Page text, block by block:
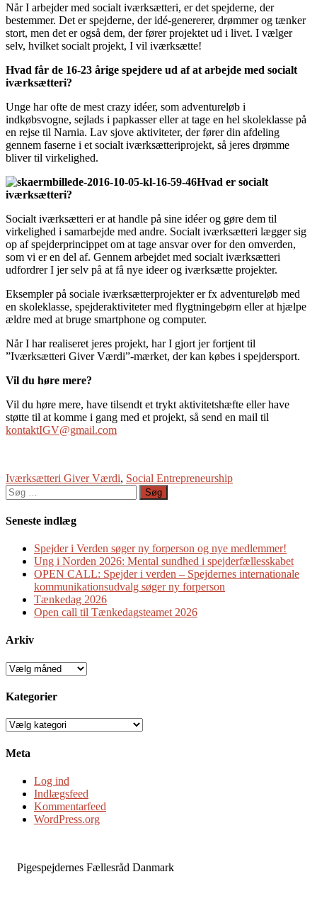
Når I arbejder med socialt iværksætteri, er det spejderne, der
bestemmer. Det er spejderne, der idé-genererer, drømmer og tænker
stort, men det er også dem, der fører projektet ud i livet. I vælger
selv, hvilket socialt projekt, I vil iværksætte!
Hvad får de 16-23 årige spejdere ud af at arbejde med socialt
iværksætteri?
Unge har ofte de mest crazy idéer, som adventureløb i
indkøbsvogne, sejlads i papkasser eller at tage en hel skoleklasse på
en rejse til Narnia. Lav sjove aktiviteter, der fører din afdeling
gennem faserne i et socialt iværksætteriprojekt, så jeres drømme
bliver til virkelighed.
Hvad er socialt
iværksætteri?
Socialt iværksætteri er at handle på sine idéer og gøre dem til
virkelighed i samarbejde med andre. Socialt iværksætteri lægger sig
op af spejderprincippet om at tage ansvar over for den omverden,
som vi er en del af. Gennem arbejdet med socialt iværksætteri
udfordrer I jer selv på at få nye ideer og iværksætte projekter.
Eksempler på sociale iværksætterprojekter er fx adventureløb med
en skoleklasse, spejderaktiviteter med flygtningebørn eller at hjælpe
ældre med at bruge smartphone og computer.
Når I har realiseret jeres projekt, har I gjort jer fortjent til
”Iværksætteri Giver Værdi”-mærket, der kan købes i spejdersport.
Vil du høre mere?
Vil du høre mere, have tilsendt et trykt aktivitetshæfte eller have
støtte til at komme i gang med et projekt, så send en mail til
kontaktIGV@gmail.com
Iværksætteri Giver Værdi, Social Entrepreneurship
Søg
efter:
Seneste indlæg
Spejder i Verden søger ny forperson og nye medlemmer!
Ung i Norden 2026: Mental sundhed i spejderfællesskabet
OPEN CALL: Spejder i verden – Spejdernes internationale
kommunikationsudvalg søger ny forperson
Tænkedag 2026
Open call til Tænkedagsteamet 2026
Arkiv
Arkiv
Kategorier
Kategorier
Meta
Log ind
Indlægsfeed
Kommentarfeed
WordPress.org
Pigespejdernes Fællesråd Danmark